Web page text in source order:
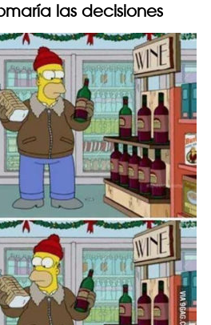
las decisiones